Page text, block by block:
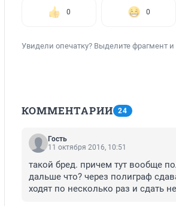
0 0
Увидели опечатку? Выделите фрагмент
КОММЕНТАРИИ 24
Гость
11 октября 2016, 10:51
такой бред. причем тут вообще
дальше что? через полиграф
ходят по несколько раз и сдать